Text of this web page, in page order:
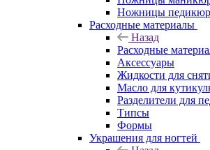
Ножницы
Расходные материалы
Назад
Расходные
Аксессуары
Жидкости для
Масло для
Разделители для
Типсы
Формы
Украшения для ногтей